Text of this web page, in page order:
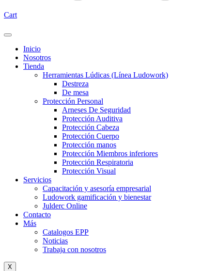
Cart
Inicio
Nosotros
Tienda
Herramientas Lúdicas (Línea Ludowork)
Destreza
De mesa
Protección Personal
Arneses De Seguridad
Protección Auditiva
Protección Cabeza
Protección Cuerpo
Protección manos
Protección Miembros inferiores
Protección Respiratoria
Protección Visual
Servicios
Capacitación y asesoría empresarial
Ludowork gamificación y bienestar
Julderc Online
Contacto
Más
Catalogos EPP
Noticias
Trabaja con nosotros
X